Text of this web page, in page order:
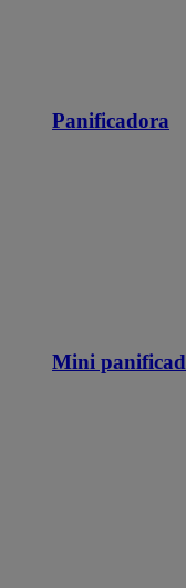
Panificadora
Mini